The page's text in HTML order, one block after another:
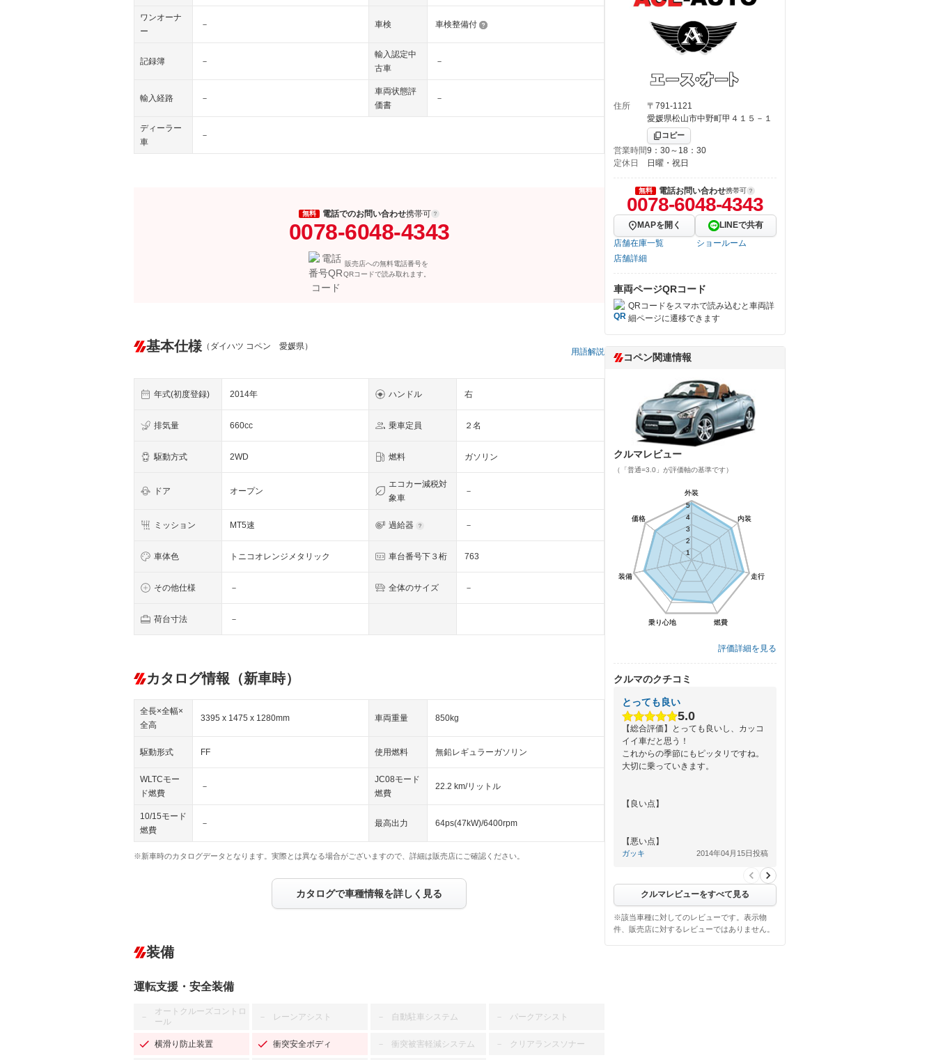
ワンオーナ
ー
－ 車検 車検整備付
記録簿 －
輸入認定中
古車
－
輸入経路 －
車両状態評
価書
－
ディーラー
車
－
無料 電話でのお問い合わせ携帯可
0078-6048-4343
販売店への無料電話番号を
QRコードで読み取れます。
基本仕様 （ダイハツ コペン 愛媛県）
用語解説
年式(初度登録) 2014年 ハンドル 右
排気量 660cc 乗車定員 ２名
駆動方式 2WD 燃料 ガソリン
ドア オープン
エコカー減税対
象車
－
ミッション MT5速 過給器 －
車体色 トニコオレンジメタリック 車台番号下３桁 763
その他仕様 － 全体のサイズ －
荷台寸法 －
カタログ情報（新車時）
全長×全幅×
全高
3395 x 1475 x 1280mm 車両重量 850kg
駆動形式 FF 使用燃料 無鉛レギュラーガソリン
WLTCモー
ド燃費
－
JC08モード
燃費
22.2 km/リットル
10/15モード
燃費
－ 最高出力 64ps(47kW)/6400rpm
※新車時のカタログデータとなります。実際とは異なる場合がございますので、詳細は販売店にご確認ください。
カタログで車種情報を詳しく見る
装備
運転支援・安全装備
－
オートクルーズコントロ
ール
－ レーンアシスト － 自動駐車システム － パークアシスト
横滑り防止装置 衝突安全ボディ － 衝突被害軽減システム － クリアランスソナー
住所
〒791-1121
愛媛県松山市中野町甲４１５－１
コピー
営業時間9：30～18：30
定休日
日曜・祝日
無料 電話お問い合わせ携帯可
0078-6048-4343
MAPを開く
LINEで共有
店舗在庫一覧
ショールーム
店舗詳細
車両ページQRコード
QRコードをスマホで読み込むと車両詳
細ページに遷移できます
コペン関連情報
クルマレビュー
（「普通=3.0」が評価軸の基準です）
外装
内装
走行
燃費
乗り心地
装備
価格
1
2
3
4
5
外装
内装
走行
燃費
乗り心地
装備
価格
1
2
3
4
5
評価詳細を見る
クルマのクチコミ
とっても良い
5.0
【総合評価】とっても良いし、カッコ
イイ車だと思う！
これからの季節にもピッタリですね。
大切に乗っていきます。
【良い点】
【悪い点】
ガッキ 2014年04月15日投稿
クルマレビューをすべて見る
※該当車種に対してのレビューです。表示物
件、販売店に対するレビューではありません。